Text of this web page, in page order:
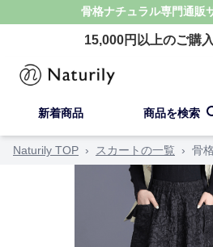
骨格ナチュラル専門通販
15,000円以上のご購
新着商品 商品を検索
Naturily TOP › スカートの一覧 › 骨